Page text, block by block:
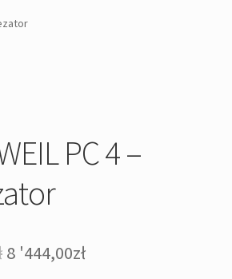
PC 4 –
Pierwotna
8 '444,00złAktualna